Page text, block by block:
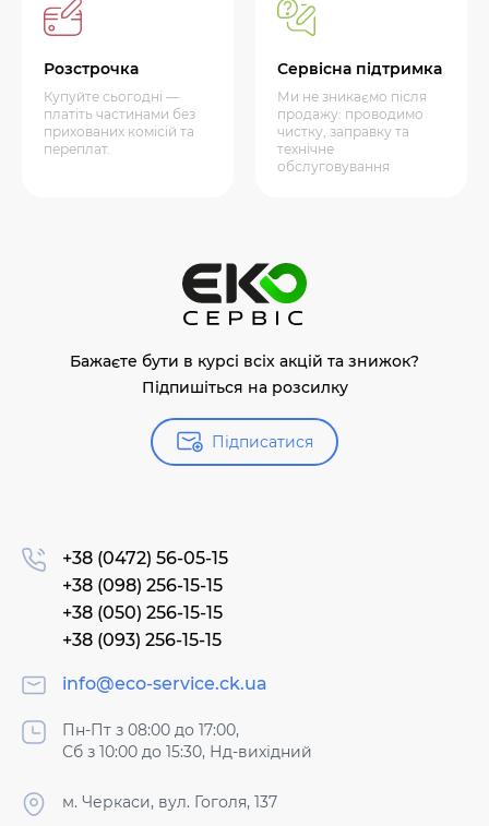
Розстрочка
Купуйте сьогодні —
платіть частинами без
прихованих комісій та
переплат.
Сервісна підтримка
Ми не зникаємо після
продажу: проводимо
чистку, заправку та
технічне
обслуговування
Бажаєте бути в курсі всіх акцій та знижок?
Підпишіться на розсилку
Підписатися
+38 (0472) 56-05-15
+38 (098) 256-15-15
+38 (050) 256-15-15
+38 (093) 256-15-15
info@eco-service.ck.ua
Пн-Пт з 08:00 до 17:00,
Сб з 10:00 до 15:30, Нд-вихідний
м. Черкаси, вул. Гоголя, 137